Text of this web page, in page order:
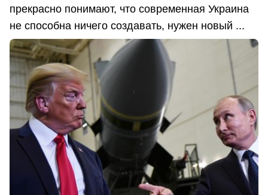
прекрасно понимают, что современная Украина
не способна ничего создавать, нужен новый ...